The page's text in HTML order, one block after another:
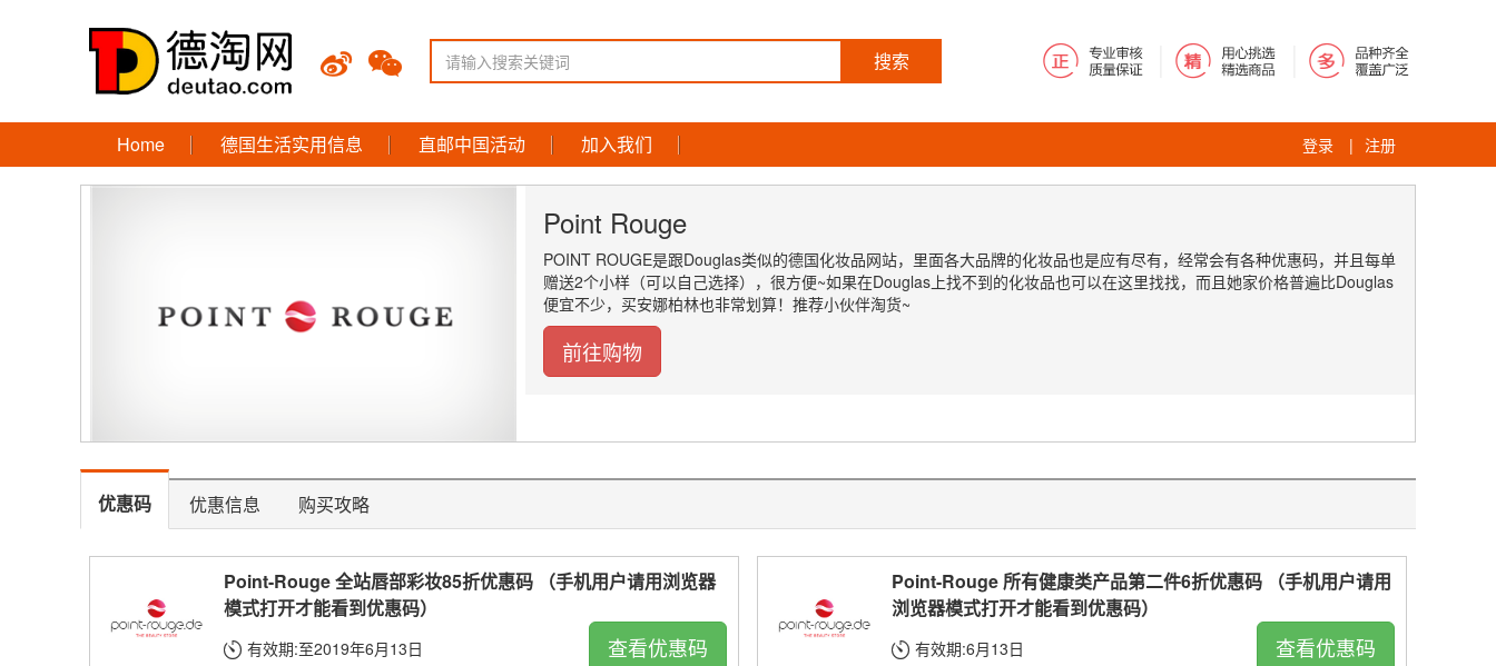
搜索
登录 | 注册
Home 德国生活实用信息 直邮中国活动 加入我们
Point Rouge
POINT ROUGE是跟Douglas类似的德国化妆品网站，里面各大品牌的化妆品也是应有尽有，经常会有各种优惠码，并且每单
赠送2个小样（可以自己选择），很方便~如果在Douglas上找不到的化妆品也可以在这里找找，而且她家价格普遍比Douglas
便宜不少，买安娜柏林也非常划算！推荐小伙伴淘货~
前往购物
优惠码 优惠信息 购买攻略
Point-Rouge 全站唇部彩妆85折优惠码 （手机用户请用浏览器
模式打开才能看到优惠码）
有效期:至2019年6月13日 查看优惠码
Point-Rouge 所有健康类产品第二件6折优惠码 （手机用户请用
浏览器模式打开才能看到优惠码）
有效期:6月13日 查看优惠码